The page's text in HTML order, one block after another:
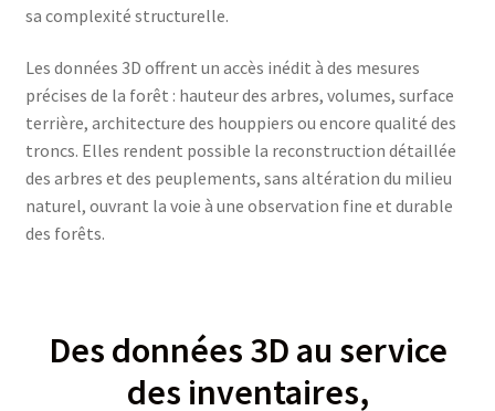
sa complexité structurelle.
Les données 3D offrent un accès inédit à des mesures
précises de la forêt : hauteur des arbres, volumes, surface
terrière, architecture des houppiers ou encore qualité des
troncs. Elles rendent possible la reconstruction détaillée
des arbres et des peuplements, sans altération du milieu
naturel, ouvrant la voie à une observation fine et durable
des forêts.
Des données 3D au service
des inventaires,